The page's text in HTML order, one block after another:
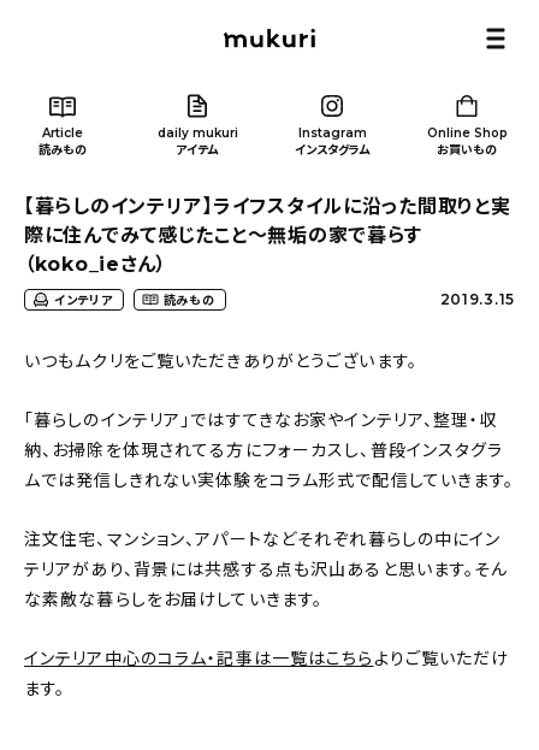
Article
読みもの
daily mukuri
アイテム
Instagram
インスタグラム
Online Shop
お買いもの
新着記事
おすすめの記事
インテリア
【暮らしのインテリア】ライフスタイルに沿った間取りと実
際に住んでみて感じたこと～無垢の家で暮らす
（koko_ieさん）
インテリア 読みもの 2019.3.15
いつもムクリをご覧いただきありがとうございます。
「暮らしのインテリア」ではすてきなお家やインテリア、整理・収
納、お掃除を体現されてる方にフォーカスし、普段インスタグラ
ムでは発信しきれない実体験をコラム形式で配信していきます。
注文住宅、マンション、アパートなどそれぞれ暮らしの中にイン
テリアがあり、背景には共感する点も沢山あると思います。そん
な素敵な暮らしをお届けしていきます。
インテリア中心のコラム・記事は一覧はこちら よりご覧いただけ
ます。